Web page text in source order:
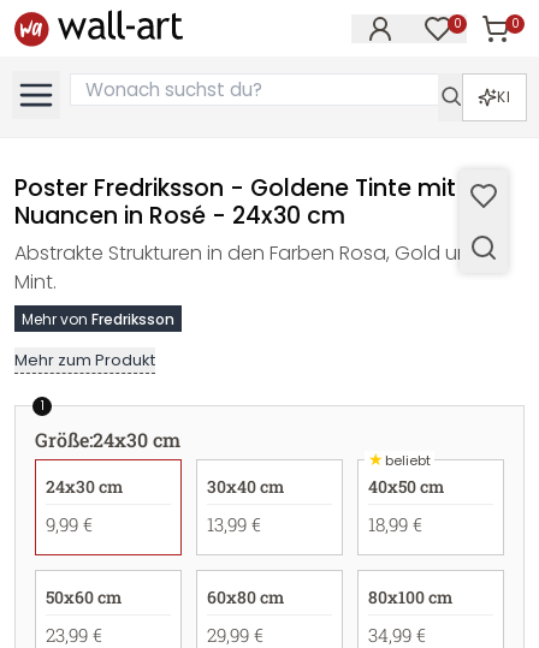
0 0
KI
Poster Fredriksson - Goldene Tinte mit
Nuancen in Rosé - 24x30 cm
Abstrakte Strukturen in den Farben Rosa, Gold und
Mint.
Mehr von Fredriksson
Mehr zum Produkt
1
Größe:24x30 cm
24x30 cm
9,99 €
30x40 cm
13,99 €
★beliebt
40x50 cm
18,99 €
50x60 cm
23,99 €
60x80 cm
29,99 €
80x100 cm
34,99 €